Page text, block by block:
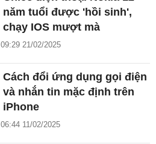
năm tuổi được 'hồi sinh',
chạy IOS mượt mà
09:29 21/02/2025
Cách đổi ứng dụng gọi điện
và nhắn tin mặc định trên
iPhone
06:44 11/02/2025